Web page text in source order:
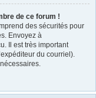
de ce forum !
des sécurités pour
Envoyez à
Il est très important
du courriel).